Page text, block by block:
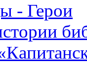
- Герои